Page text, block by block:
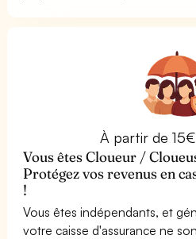
À partir de
Vous êtes Cloueur /
Protégez vos revenus en
!
Vous êtes indépendants, et
votre caisse d'assurance ne